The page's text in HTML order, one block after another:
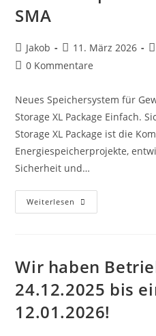
SMA
Beitrags-
Autor:
Jakob
Beitrag
veröffentlicht:
11. März 2026
Beitrags-
0 Kommentare
Neues Speichersystem für
Storage XL Package Einfach.
Storage XL Package ist die
Energiespeicherprojekte,
Sicherheit und…
Weiterlesen Light
+
Von
Wir haben
24.12.2025 bis
12.01.2026!